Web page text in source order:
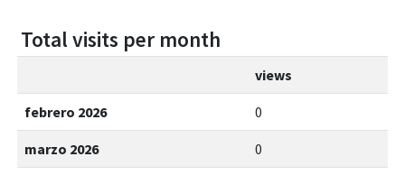
Total visits per month
views
febrero 2026 0
marzo 2026 0